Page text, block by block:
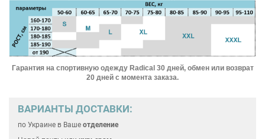
Гарантия на спортивную одежду Radical 30 дней, обмен или возврат
20 дней с момента заказа.
ВАРИАНТЫ ДОСТАВКИ:
по Украине в Ваше отделение